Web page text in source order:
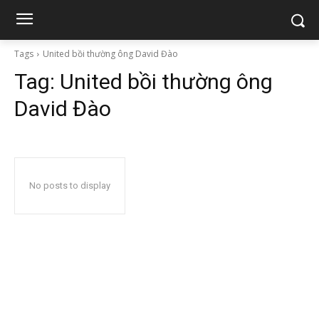
Tags United bồi thường ông David Đào
Tag: United bồi thường ông
David Đào
No posts to display